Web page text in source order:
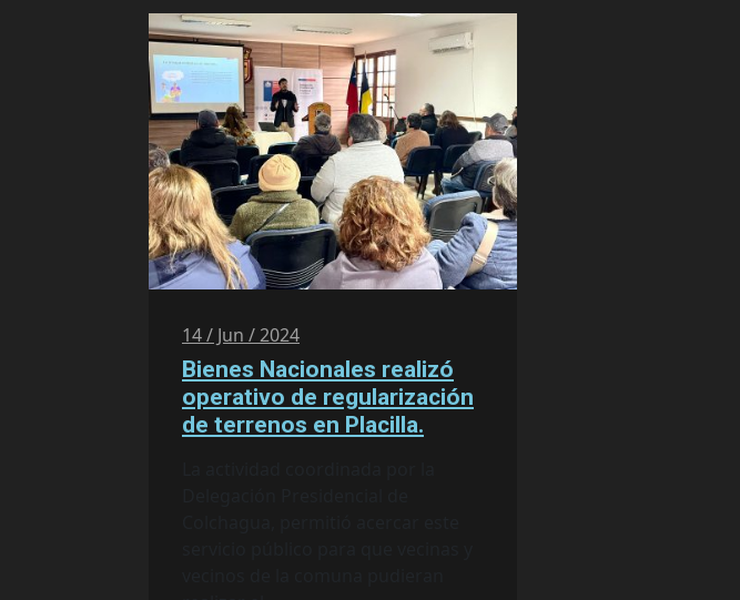
14 / Jun / 2024
Bienes Nacionales realizó
operativo de regularización
de terrenos en Placilla.